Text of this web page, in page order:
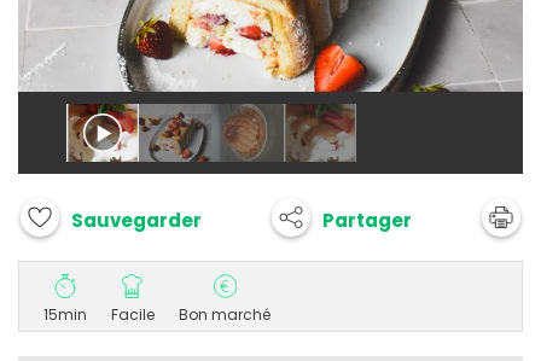
Sauvegarder Partager
15min Facile Bon marché